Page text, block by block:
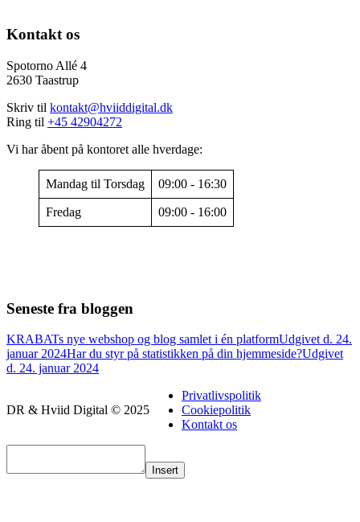
Kontakt os
Spotorno Allé 4
2630 Taastrup
Skriv til kontakt@hviiddigital.dk
Ring til +45 42904272
Vi har åbent på kontoret alle hverdage:
Mandag til Torsdag 09:00 - 16:30
Fredag 09:00 - 16:00
Seneste fra bloggen
KRABATs nye webshop og blog samlet i én platformUdgivet d. 24.
januar 2024Har du styr på statistikken på din hjemmeside?Udgivet
d. 24. januar 2024
DR & Hviid Digital © 2025
Privatlivspolitik
Cookiepolitik
Kontakt os
Insert